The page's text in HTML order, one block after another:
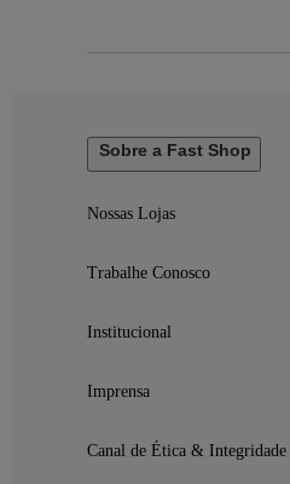
Sobre a Fast Shop
Nossas Lojas
Trabalhe Conosco
Institucional
Imprensa
Canal de Ética & Integridade